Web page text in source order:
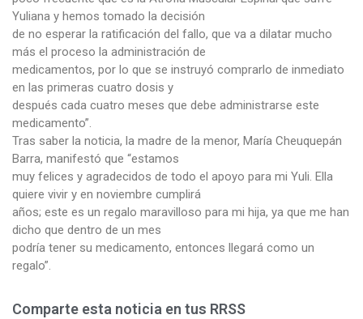
Yuliana y hemos tomado la decisión
de no esperar la ratificación del fallo, que va a dilatar mucho
más el proceso la administración de
medicamentos, por lo que se instruyó comprarlo de inmediato
en las primeras cuatro dosis y
después cada cuatro meses que debe administrarse este
medicamento”.
Tras saber la noticia, la madre de la menor, María Cheuquepán
Barra, manifestó que “estamos
muy felices y agradecidos de todo el apoyo para mi Yuli. Ella
quiere vivir y en noviembre cumplirá
años; este es un regalo maravilloso para mi hija, ya que me han
dicho que dentro de un mes
podría tener su medicamento, entonces llegará como un
regalo”.
Comparte esta noticia en tus RRSS